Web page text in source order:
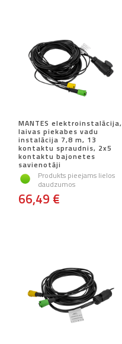
MANTES elektroinstalācija,
laivas piekabes vadu
instalācija 7,8 m, 13
kontaktu spraudnis, 2x5
kontaktu bajonetes
savienotāji
Produkts pieejams lielos
daudzumos
66,49 €